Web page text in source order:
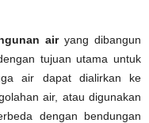
airyang dibangun
tujuan utama untuk
air dapat dialirkan ke
air, atau digunakan
dengan bendungan